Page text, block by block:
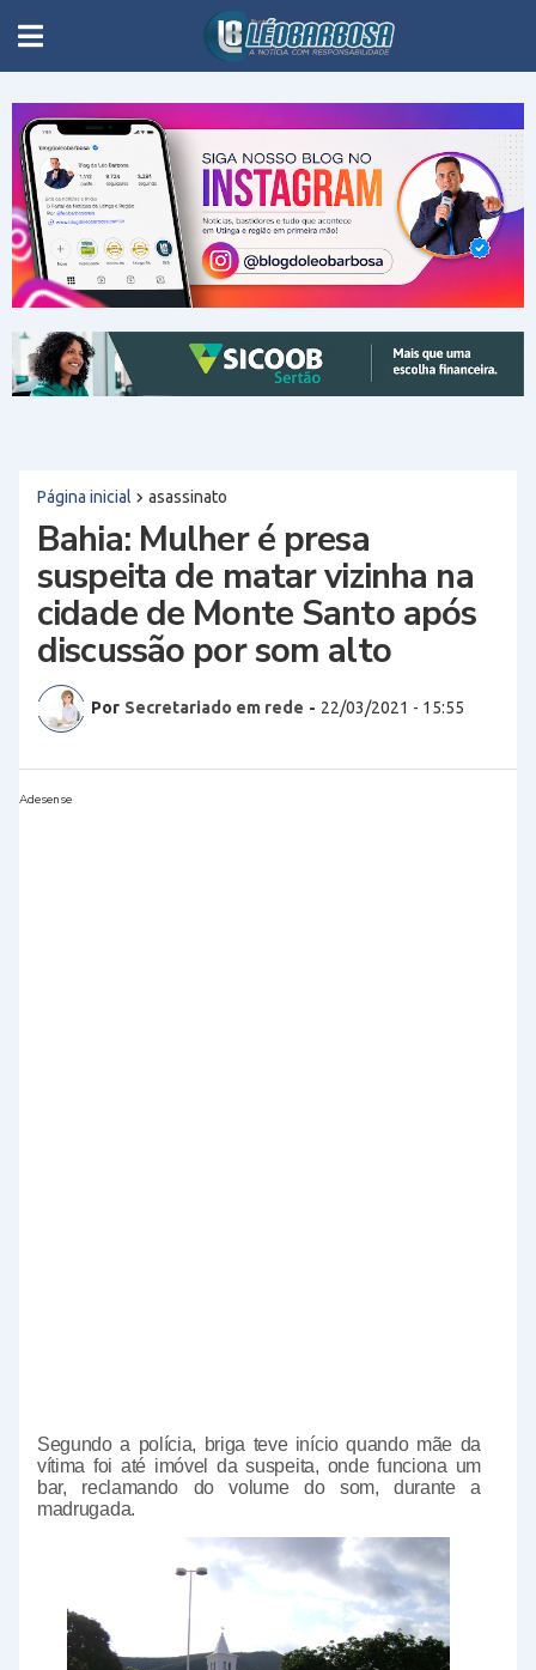
Página inicial asassinato
Bahia: Mulher é presa
suspeita de matar vizinha na
cidade de Monte Santo após
discussão por som alto
Por Secretariado em rede - 22/03/2021 - 15:55
Adesense
Segundo a polícia, briga teve início quando mãe da
vítima foi até imóvel da suspeita, onde funciona um
bar, reclamando do volume do som, durante a
madrugada.